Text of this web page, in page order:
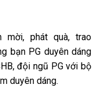
mời, phát quà, trao
bạn PG duyên dáng
đội ngũ PG với bộ
duyên dáng.